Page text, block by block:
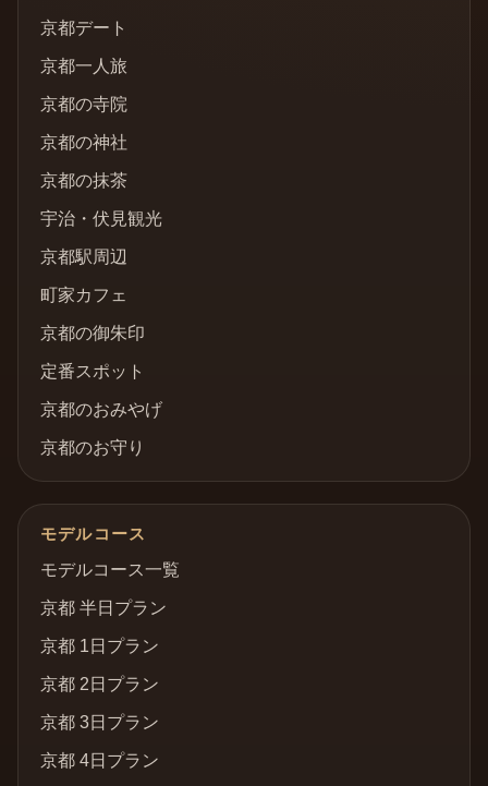
京都デート
京都一人旅
京都の寺院
京都の神社
京都の抹茶
宇治・伏見観光
京都駅周辺
町家カフェ
京都の御朱印
定番スポット
京都のおみやげ
京都のお守り
モデルコース
モデルコース一覧
京都 半日プラン
京都 1日プラン
京都 2日プラン
京都 3日プラン
京都 4日プラン